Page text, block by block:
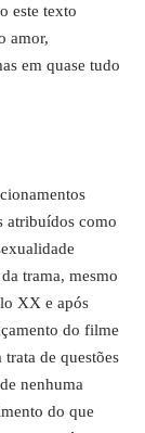
este texto
amor,
em quase tudo
atribuídos como
trama, mesmo
XX e após
do filme
de questões
nenhuma
do que